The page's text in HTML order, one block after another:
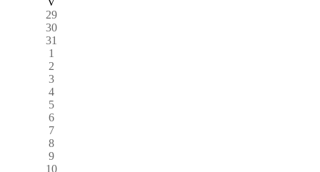
29
30
31
1
2
3
4
5
6
7
8
9
10